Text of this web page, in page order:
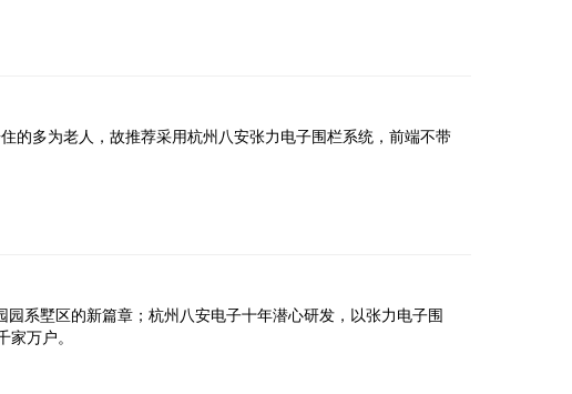
的多为老人，故推荐采用杭州八安张力电子围栏系统，前端不带
系墅区的新篇章；杭州八安电子十年潜心研发，以张力电子围
万户。